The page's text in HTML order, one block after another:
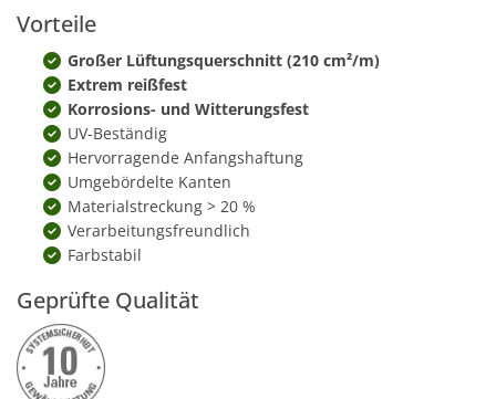
Vorteile
Großer Lüftungsquerschnitt (210 cm²/m)
Extrem reißfest
Korrosions- und Witterungsfest
UV-Beständig
Hervorragende Anfangshaftung
Umgebördelte Kanten
Materialstreckung > 20 %
Verarbeitungsfreundlich
Farbstabil
Geprüfte Qualität